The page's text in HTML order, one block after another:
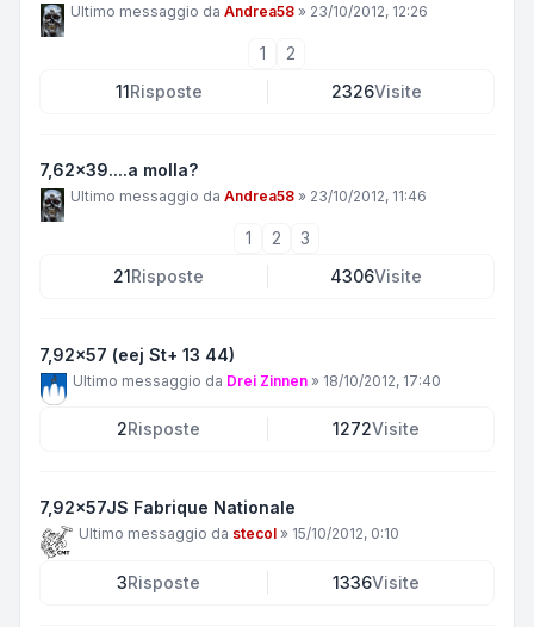
Ultimo messaggio da Andrea58 » 23/10/2012, 12:26
1
2
11Risposte 2326Visite
7,62x39....a molla?
Ultimo messaggio da Andrea58 » 23/10/2012, 11:46
1 2
3
21Risposte 4306Visite
7,92x57 (eej St+ 13 44)
Ultimo messaggio da Drei Zinnen » 18/10/2012, 17:40
2Risposte 1272Visite
7,92x57JS Fabrique Nationale
Ultimo messaggio da stecol » 15/10/2012, 0:10
3Risposte 1336Visite